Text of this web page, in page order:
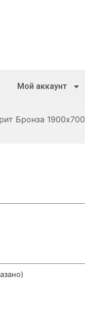
Мой аккаунт
Бронза 1900х700